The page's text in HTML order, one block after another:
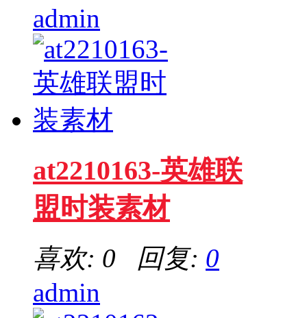
admin
at2210163-英雄联
盟时装素材
喜欢: 0 回复: 0
admin